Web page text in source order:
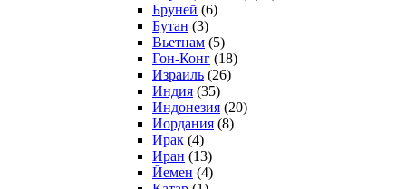
Бруней (6)
Бутан (3)
Вьетнам (5)
Гон-Конг (18)
Израиль (26)
Индия (35)
Индонезия (20)
Иордания (8)
Ирак (4)
Иран (13)
Йемен (4)